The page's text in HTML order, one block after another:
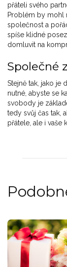
přáteli svého
Problém by mohl
společnost a
spíše klidné
domluvit na
Společné
Stejně tak, jako je
nutné, abyste se
svobody je
tedy svůj čas tak,
přátele, ale i vaše